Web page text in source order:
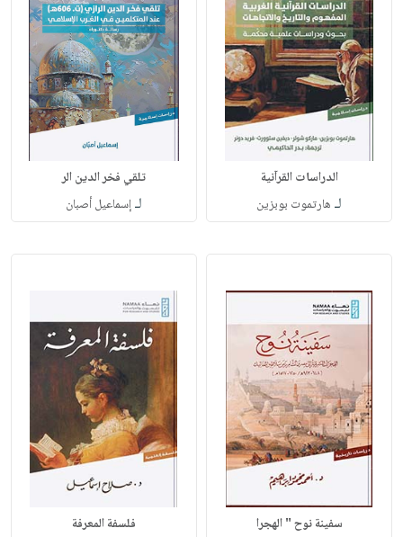
الدراسات القرآنية
لـ هارتموت بوبزين
تلقي فخر الدين الر
لـإسماعيل أصبان
سفينة نوح " الهجرا فلسفة المعرفة